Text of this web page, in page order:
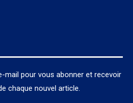
mail pour vous abonner et recevoir
chaque nouvel article.